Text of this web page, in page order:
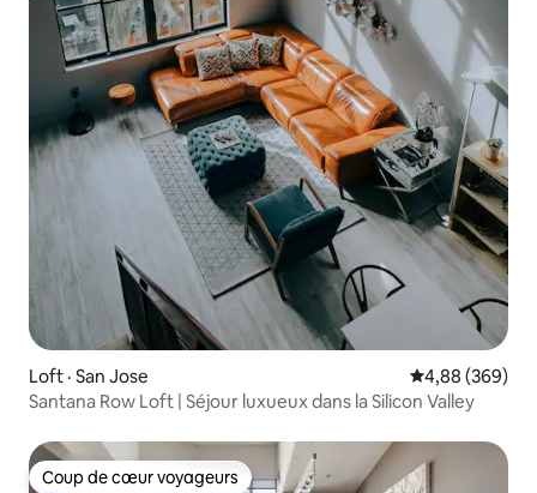
Loft · San Jose Note
4,88 (369)
Santana Row Loft | Séjour luxueux dans la Silicon Valley
Coup de cœur voyageurs
Coup de cœur voyageurs